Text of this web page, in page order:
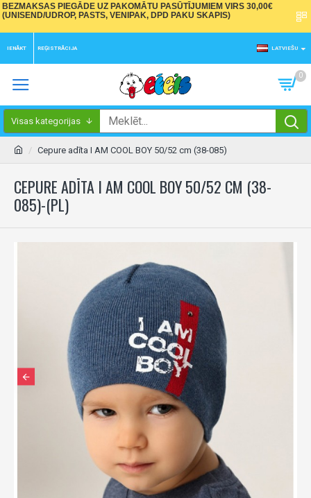
BEZMAKSAS PIEGĀDE UZ PAKOMĀTU PASŪTĪJUMIEM VIRS 30,00€
(UNISEND/UDROP, PASTS, VENIPAK, DPD PAKU SKAPIS)
IENĀKT REĢISTRĀCIJA LATVIEŠU
0
Visas kategorijas
Cepure adīta I AM COOL BOY 50/52 cm (38-085)
CEPURE ADĪTA I AM COOL BOY 50/52 CM (38-
085)-(PL)